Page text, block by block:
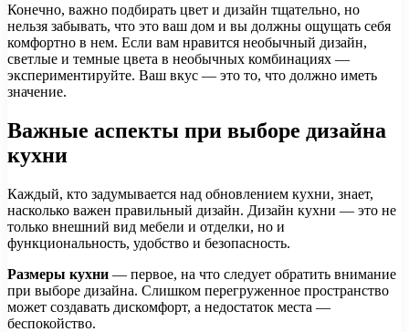
Конечно, важно подбирать цвет и дизайн тщательно, но
нельзя забывать, что это ваш дом и вы должны ощущать себя
комфортно в нем. Если вам нравится необычный дизайн,
светлые и темные цвета в необычных комбинациях —
экспериментируйте. Ваш вкус — это то, что должно иметь
значение.
Важные аспекты при выборе дизайна
кухни
Каждый, кто задумывается над обновлением кухни, знает,
насколько важен правильный дизайн. Дизайн кухни — это не
только внешний вид мебели и отделки, но и
функциональность, удобство и безопасность.
Размеры кухни — первое, на что следует обратить внимание
при выборе дизайна. Слишком перегруженное пространство
может создавать дискомфорт, а недостаток места —
беспокойство.